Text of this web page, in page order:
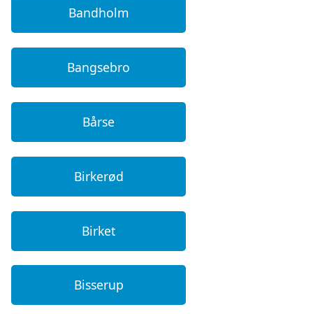
Bandholm
Bangsebro
Bårse
Birkerød
Birket
Bisserup